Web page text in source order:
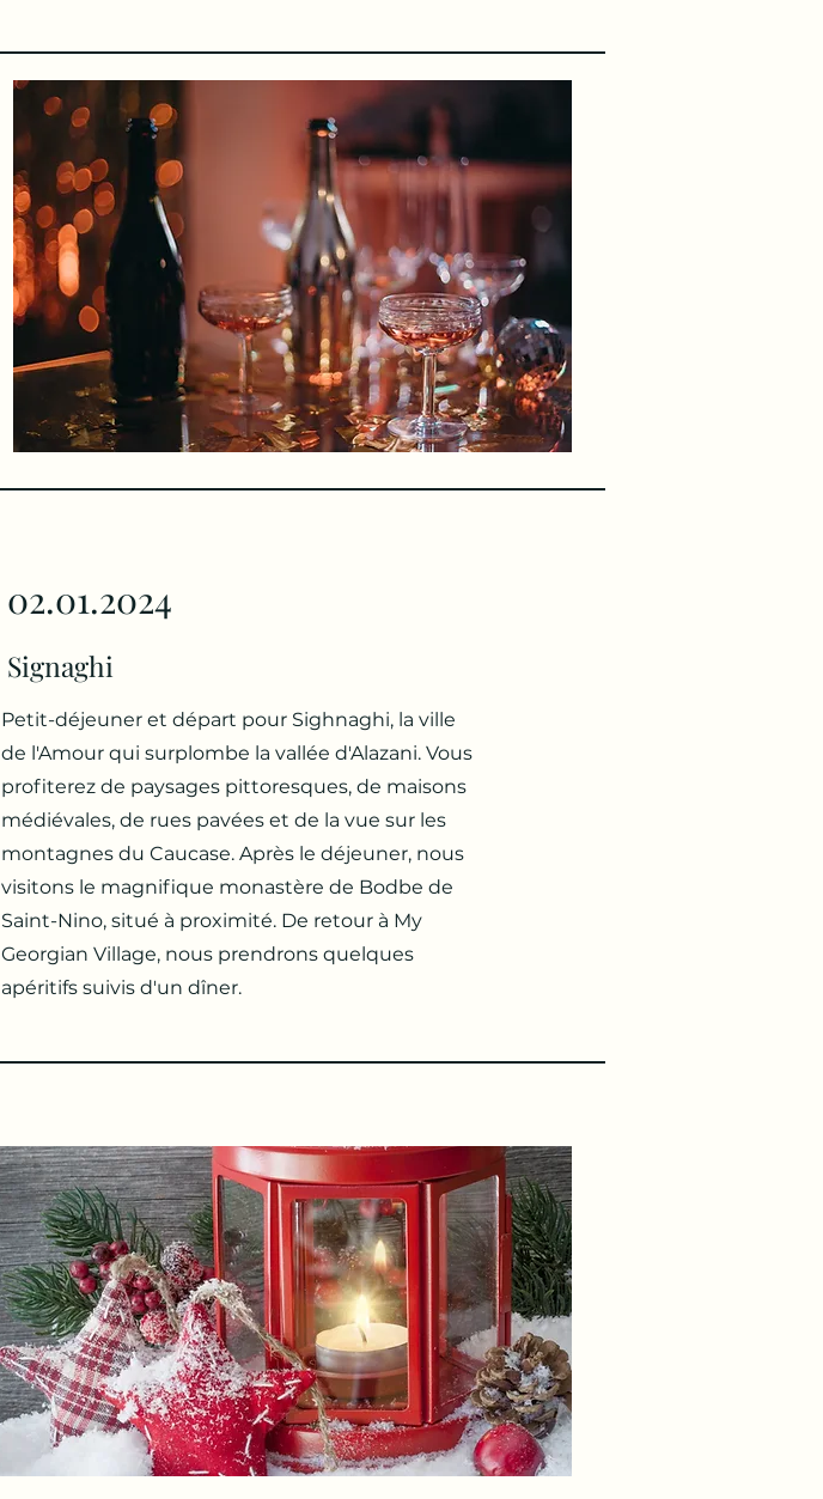
02.01.2024
Signaghi
Petit-déjeuner et départ pour Sighnaghi, la ville
de l'Amour qui surplombe la vallée d'Alazani. Vous
profiterez de paysages pittoresques, de maisons
médiévales, de rues pavées et de la vue sur les
montagnes du Caucase. Après le déjeuner, nous
visitons le magnifique monastère de Bodbe de
Saint-Nino, situé à proximité. De retour à My
Georgian Village, nous prendrons quelques
apéritifs suivis d'un dîner.